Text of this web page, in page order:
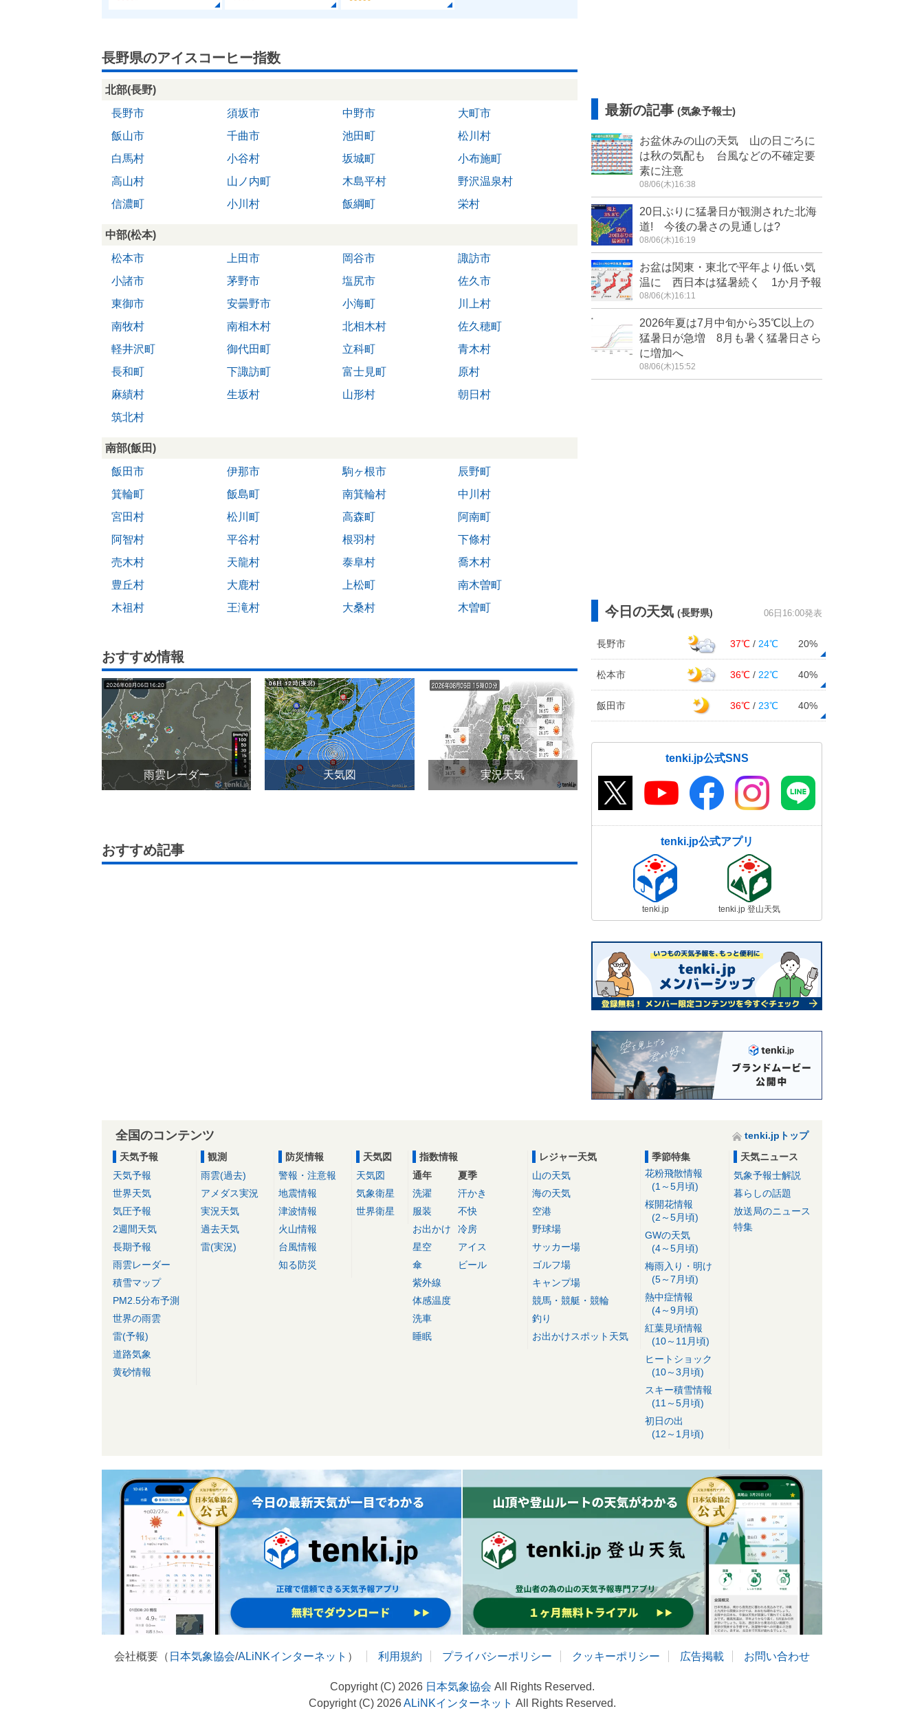
長野県のアイスコーヒー指数
北部(長野)
長野市
須坂市 中野市
大町市
飯山市
千曲市 池田町
松川村
白馬村
小谷村 坂城町
小布施町
高山村
山ノ内町 木島平村
野沢温泉村
信濃町
小川村 飯綱町 栄村
中部(松本)
松本市
上田市 岡谷市
諏訪市
小諸市
茅野市 塩尻市
佐久市
東御市
安曇野市 小海町
川上村
南牧村
南相木村 北相木村
佐久穂町
軽井沢町
御代田町 立科町
青木村
長和町
下諏訪町 富士見町
原村
麻績村
生坂村 山形村
朝日村
筑北村
南部(飯田)
飯田市
伊那市 駒ヶ根市
辰野町
箕輪町
飯島町 南箕輪村
中川村
宮田村
松川町 高森町
阿南町
阿智村
平谷村 根羽村
下條村
売木村
天龍村 泰阜村
喬木村
豊丘村
大鹿村 上松町
南木曽町
木祖村
王滝村 大桑村 木曽町
おすすめ情報
雨雲レーダー 天気図 実況天気
おすすめ記事
最新の記事 (気象予報士)
お盆休みの山の天気 山の日ごろに
は秋の気配も 台風などの不確定要
素に注意
08/06(木)16:38
20日ぶりに猛暑日が観測された北海
道! 今後の暑さの見通しは?
08/06(木)16:19
お盆は関東・東北で平年より低い気
温に 西日本は猛暑続く 1か月予報
08/06(木)16:11
2026年夏は7月中旬から35℃以上の
猛暑日が急増 8月も暑く猛暑日さら
に増加へ
08/06(木)15:52
今日の天気 (長野県) 06日16:00発表
長野市 37℃ / 24℃ 20%
松本市 36℃ / 22℃ 40%
飯田市 36℃ / 23℃ 40%
tenki.jp公式SNS
tenki.jp公式アプリ
tenki.jp tenki.jp 登山天気
全国のコンテンツ
tenki.jpトップ
天気予報
天気予報
世界天気
気圧予報
2週間天気
長期予報
雨雲レーダー
積雪マップ
PM2.5分布予測
世界の雨雲
雷(予報)
道路気象
黄砂情報
観測
雨雲(過去)
アメダス実況
実況天気
過去天気
雷(実況)
防災情報
警報・注意報
地震情報
津波情報
火山情報
台風情報
知る防災
天気図
天気図
気象衛星
世界衛星
指数情報
通年
洗濯
服装
お出かけ
星空
傘
紫外線
体感温度
洗車
睡眠
夏季
汗かき
不快
冷房
アイス
ビール
レジャー天気
山の天気
海の天気
空港
野球場
サッカー場
ゴルフ場
キャンプ場
競馬・競艇・競輪
釣り
お出かけスポット天気
季節特集
花粉飛散情報
(1～5月頃)
桜開花情報
(2～5月頃)
GWの天気
(4～5月頃)
梅雨入り・明け
(5～7月頃)
熱中症情報
(4～9月頃)
紅葉見頃情報
(10～11月頃)
ヒートショック
(10～3月頃)
スキー積雪情報
(11～5月頃)
初日の出
(12～1月頃)
天気ニュース
気象予報士解説
暮らしの話題
放送局のニュース
特集
会社概要（ 日本気象協会/ALiNKインターネット ） 利用規約 プライバシーポリシー クッキーポリシー 広告掲載 お問い合わせ
Copyright (C) 2026 日本気象協会 All Rights Reserved.
Copyright (C) 2026ALiNKインターネット All Rights Reserved.